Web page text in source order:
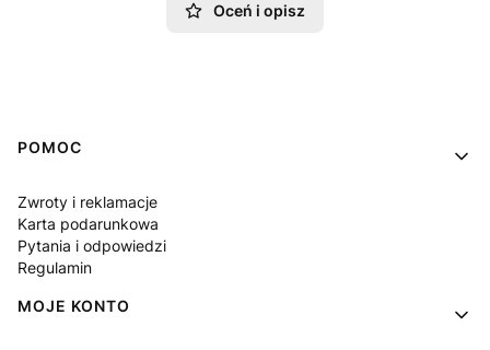
Oceń i opisz
Linki w stopce
POMOC
Zwroty i reklamacje
Karta podarunkowa
Pytania i odpowiedzi
Regulamin
MOJE KONTO